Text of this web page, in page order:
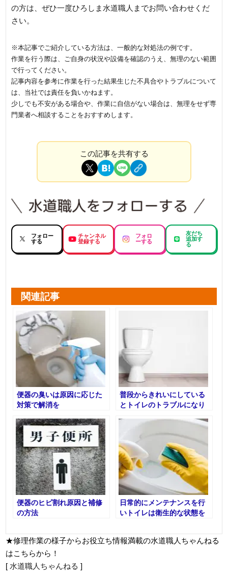
の方は、ぜひ一度ひろしま水道職人までお問い合わせくだ
さい。
※本記事でご紹介している方法は、一般的な対処法の例です。
作業を行う際は、ご自身の状況や設備を確認のうえ、無理のない範囲
で行ってください。
記事内容を参考に作業を行った結果生じた不具合やトラブルについて
は、当社では責任を負いかねます。
少しでも不安がある場合や、作業に自信がない場合は、無理をせず専
門業者へ相談することをおすすめします。
この記事を共有する
フォロー
する
チャンネル
登録する
フォロ
ーする
友だち
追加す
る
関連記事
便器の臭いは原因に応じた
対策で解消を
普段からきれいにしている
とトイレのトラブルになり
便器のヒビ割れ原因と補修
の方法
日常的にメンテナンスを行
いトイレは衛生的な状態を
★修理作業の様子からお役立ち情報満載の水道職人ちゃんねる
はこちらから！
[ 水道職人ちゃんねる ]